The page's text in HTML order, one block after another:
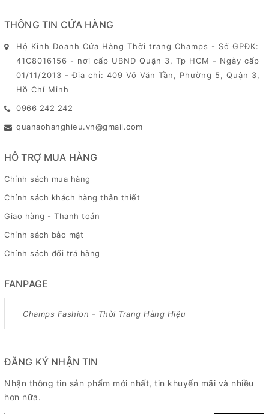
THÔNG TIN CỬA HÀNG
Hộ Kinh Doanh Cửa Hàng Thời trang Champs - Số GPĐK:
41C8016156 - nơi cấp UBND Quận 3, Tp HCM - Ngày cấp
01/11/2013 - Địa chỉ: 409 Võ Văn Tần, Phường 5, Quận 3,
Hồ Chí Minh
0966 242 242
quanaohanghieu.vn@gmail.com
HỖ TRỢ MUA HÀNG
Chính sách mua hàng
Chính sách khách hàng thân thiết
Giao hàng - Thanh toán
Chính sách bảo mật
Chính sách đổi trả hàng
FANPAGE
Champs Fashion - Thời Trang Hàng Hiệu
ĐĂNG KÝ NHẬN TIN
Nhận thông tin sản phẩm mới nhất, tin khuyến mãi và nhiều
hơn nữa.